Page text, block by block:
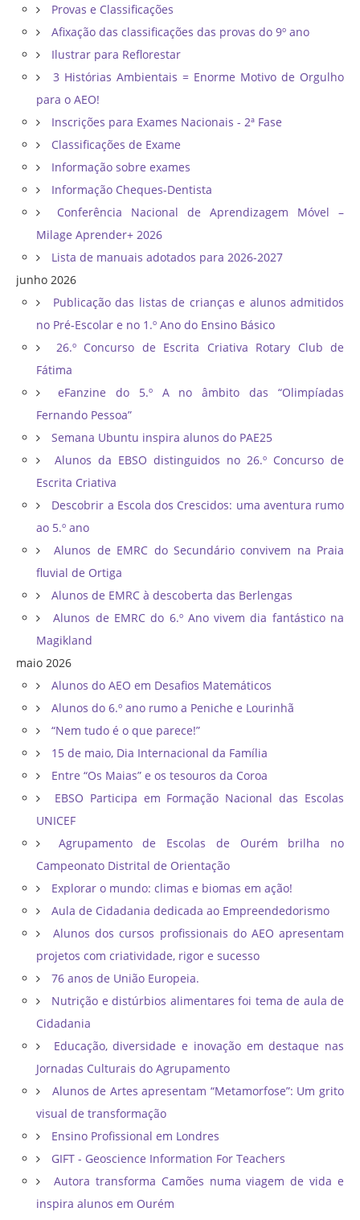
Provas e Classificações
Afixação das classificações das provas do 9º ano
Ilustrar para Reflorestar
3 Histórias Ambientais = Enorme Motivo de Orgulho
para o AEO!
Inscrições para Exames Nacionais - 2ª Fase
Classificações de Exame
Informação sobre exames
Informação Cheques-Dentista
Conferência Nacional de Aprendizagem Móvel –
Milage Aprender+ 2026
Lista de manuais adotados para 2026-2027
junho 2026
Publicação das listas de crianças e alunos admitidos
no Pré-Escolar e no 1.º Ano do Ensino Básico
26.º Concurso de Escrita Criativa Rotary Club de
Fátima
eFanzine do 5.º A no âmbito das “Olimpíadas
Fernando Pessoa”
Semana Ubuntu inspira alunos do PAE25
Alunos da EBSO distinguidos no 26.º Concurso de
Escrita Criativa
Descobrir a Escola dos Crescidos: uma aventura rumo
ao 5.º ano
Alunos de EMRC do Secundário convivem na Praia
fluvial de Ortiga
Alunos de EMRC à descoberta das Berlengas
Alunos de EMRC do 6.º Ano vivem dia fantástico na
Magikland
maio 2026
Alunos do AEO em Desafios Matemáticos
Alunos do 6.º ano rumo a Peniche e Lourinhã
“Nem tudo é o que parece!”
15 de maio, Dia Internacional da Família
Entre “Os Maias” e os tesouros da Coroa
EBSO Participa em Formação Nacional das Escolas
UNICEF
Agrupamento de Escolas de Ourém brilha no
Campeonato Distrital de Orientação ​
Explorar o mundo: climas e biomas em ação!
Aula de Cidadania dedicada ao Empreendedorismo
Alunos dos cursos profissionais do AEO apresentam
projetos com criatividade, rigor e sucesso
76 anos de União Europeia.
Nutrição e distúrbios alimentares foi tema de aula de
Cidadania
Educação, diversidade e inovação em destaque nas
Jornadas Culturais do Agrupamento
Alunos de Artes apresentam “Metamorfose”: Um grito
visual de transformação
Ensino Profissional em Londres
GIFT - Geoscience Information For Teachers
Autora transforma Camões numa viagem de vida e
inspira alunos em Ourém